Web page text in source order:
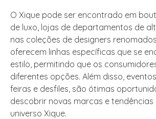
O Xique pode ser encontrado em
de luxo, lojas de departamentos de
nas coleções de designers
oferecem linhas específicas que se
estilo, permitindo que os
diferentes opções. Além disso,
feiras e desfiles, são ótimas
descobrir novas marcas e
universo Xique.